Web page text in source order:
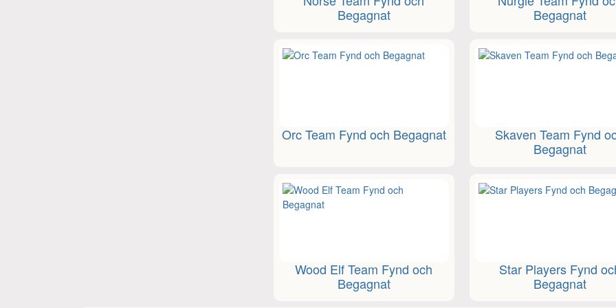
Begagnat
Begagnat
Orc Team Fynd och Begagnat
Skaven Team Fynd
Begagnat
Wood Elf Team Fynd och
Begagnat
Star Players Fynd
Begagnat